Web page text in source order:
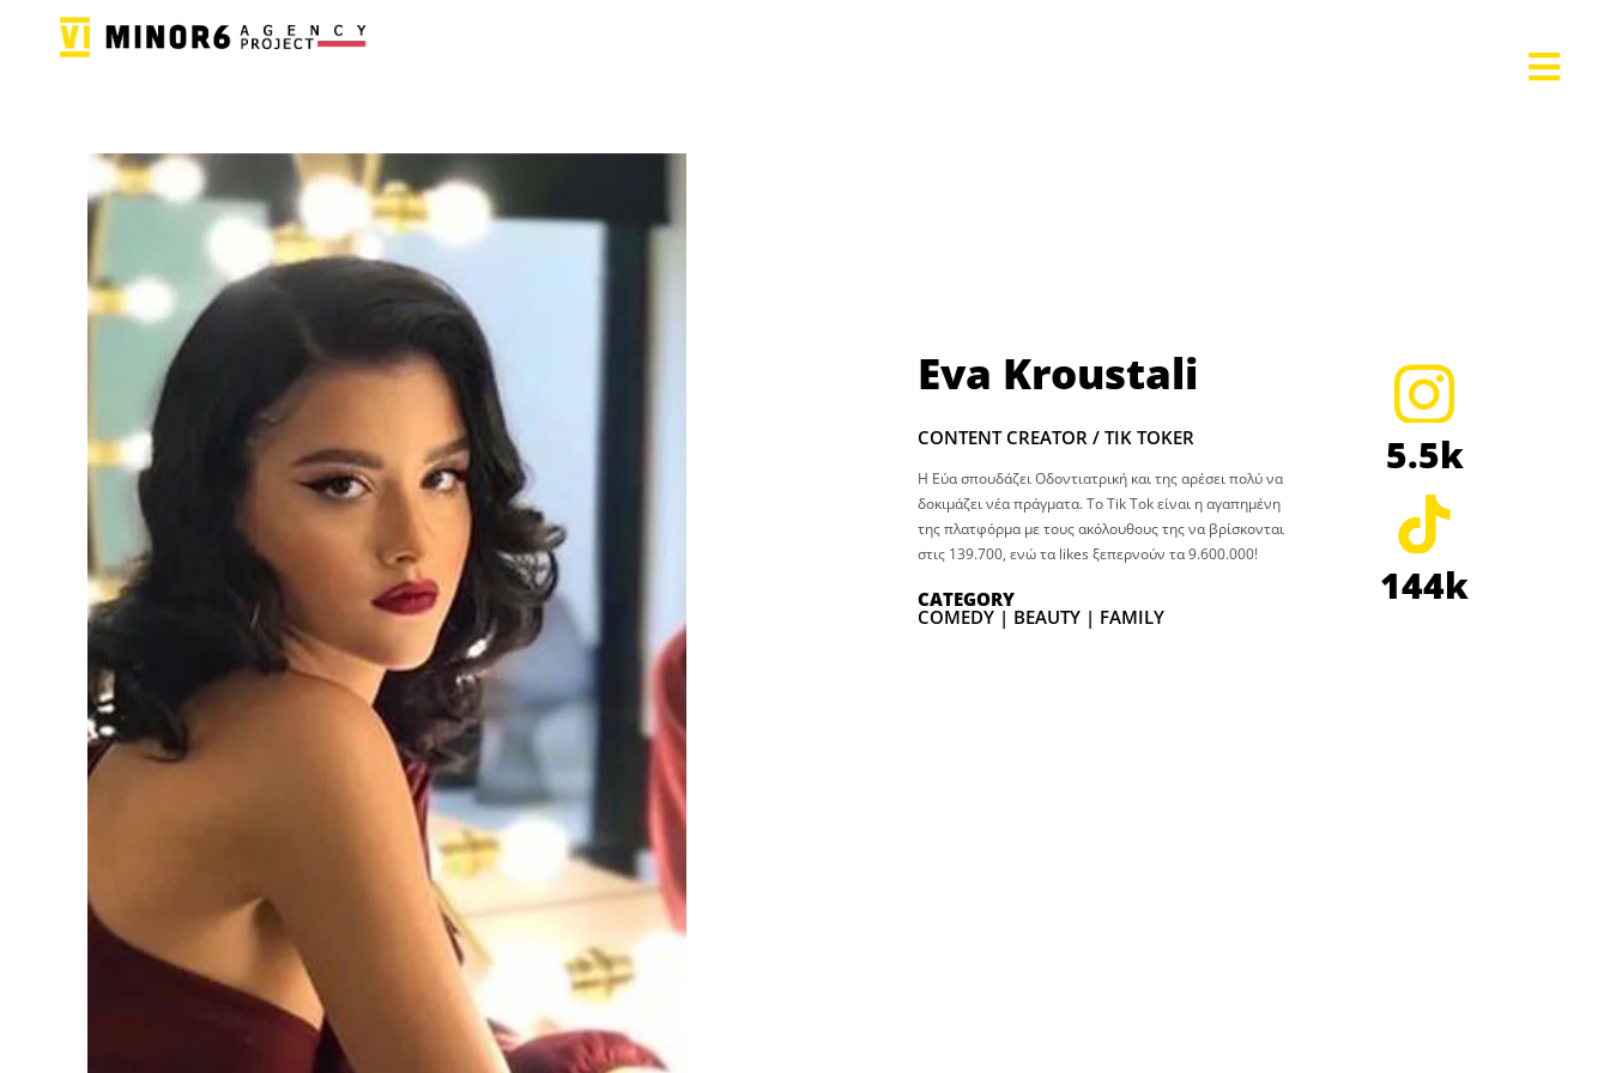
Eva Kroustali
CONTENT CREATOR / TIK TOKER
Η Εύα σπουδάζει Οδοντιατρική και της αρέσει πολύ να
δοκιμάζει νέα πράγματα. Το Tik Tok είναι η αγαπημένη
της πλατφόρμα με τους ακόλουθους της να βρίσκονται
στις 139.700, ενώ τα likes ξεπερνούν τα 9.600.000!
CATEGORY
COMEDY | BEAUTY | FAMILY
5.5k
144k